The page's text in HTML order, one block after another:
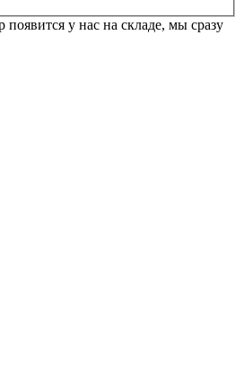
у нас на складе, мы сразу